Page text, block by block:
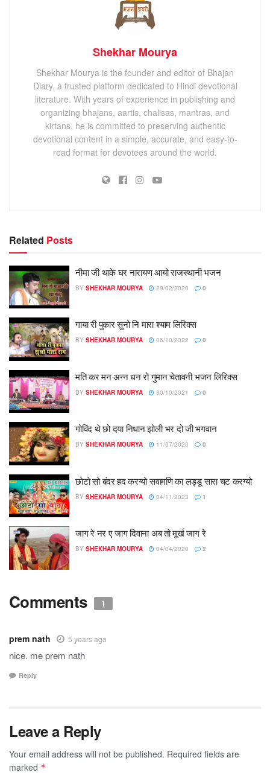
Shekhar Mourya
Shekhar Mourya is the founder and editor of Bhajan
Diary, a trusted platform dedicated to Hindi devotional
literature. With years of experience in publishing and
organizing bhajans, aartis, chalisas, mantras, and
kirtans, he is committed to preserving authentic
devotional content in a simple, accurate, and easy-to-
read format for devotees around the world.
Related Posts
नीमा जी थाके घर नारायण आयो राजस्थानी भजन
BY SHEKHAR MOURYA 29/02/2020 0
गाया री पुकार सुनो नि मारा श्याम लिरिक्स
BY SHEKHAR MOURYA 06/10/2022 0
मति कर मन अन्न धन रो गुमान चेतावनी भजन लिरिक्स
BY SHEKHAR MOURYA 30/10/2021 0
गोविंद थे छो दया निधान झोली भर दो जी भगवान
BY SHEKHAR MOURYA 11/07/2020 0
छोटो सो बंदर हद करग्यो सवामणि का लड्डू सारा चट करग्यो
BY SHEKHAR MOURYA 04/11/2023 1
जाग रे नर ए जाग दिवाना अब तो मूर्ख जाग रे
BY SHEKHAR MOURYA 04/04/2020 2
Comments 1
prem nath 5 years ago
nice. me prem nath
Reply
Leave a Reply
Your email address will not be published. Required fields are
marked *